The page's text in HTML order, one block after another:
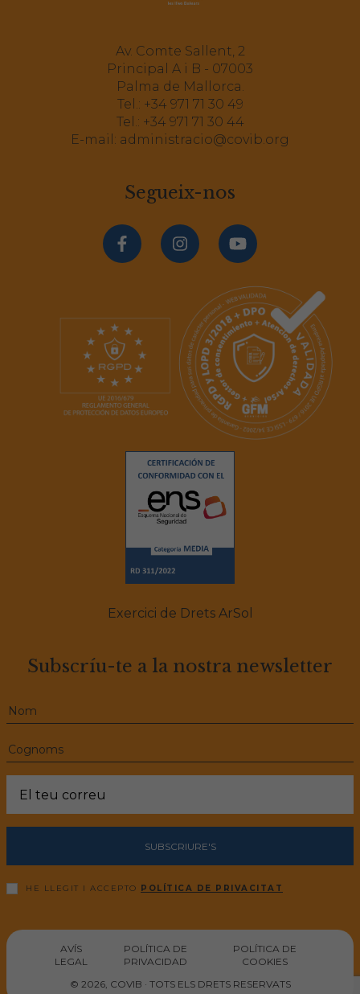
Av. Comte Sallent, 2
Principal A i B - 07003
Palma de Mallorca.
Tel.: +34 971 71 30 49
Tel.: +34 971 71 30 44
E-mail: administracio@covib.org
Segueix-nos
Exercici de Drets ArSol
Subscríu-te a la nostra newsletter
SUBSCRIURE'S
HE LLEGIT I ACCEPTO POLÍTICA DE PRIVACITAT
AVÍS
LEGAL
POLÍTICA DE
PRIVACIDAD
POLÍTICA DE
COOKIES
© 2026, COVIB · TOTS ELS DRETS RESERVATS